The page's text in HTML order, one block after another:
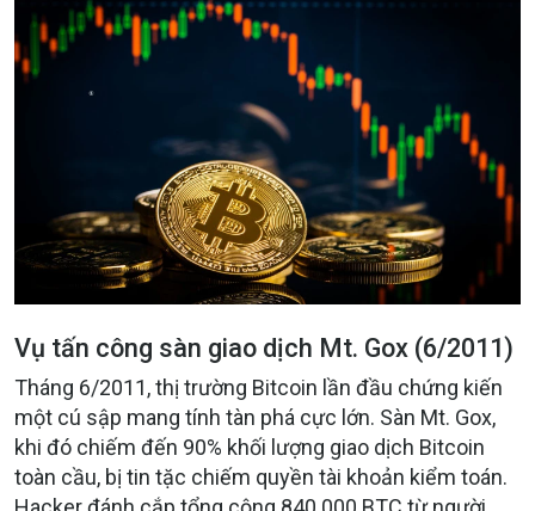
Vụ tấn công sàn giao dịch Mt. Gox (6/2011)
Tháng 6/2011, thị trường Bitcoin lần đầu chứng kiến
một cú sập mang tính tàn phá cực lớn. Sàn Mt. Gox,
khi đó chiếm đến 90% khối lượng giao dịch Bitcoin
toàn cầu, bị tin tặc chiếm quyền tài khoản kiểm toán.